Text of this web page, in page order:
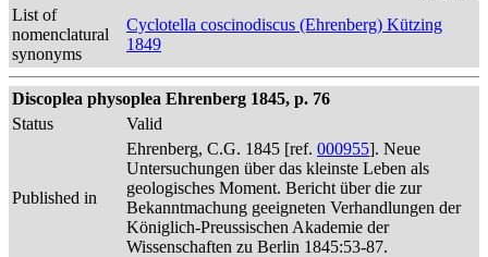
List of
nomenclatural
synonyms
Cyclotella coscinodiscus (Ehrenberg) Kützing
1849
Discoplea physoplea Ehrenberg 1845, p. 76
Status
Valid
Published in
Ehrenberg, C.G. 1845 [ref. 000955]. Neue
Untersuchungen über das kleinste Leben als
geologisches Moment. Bericht über die zur
Bekanntmachung geeigneten Verhandlungen der
Königlich-Preussischen Akademie der
Wissenschaften zu Berlin 1845:53-87.